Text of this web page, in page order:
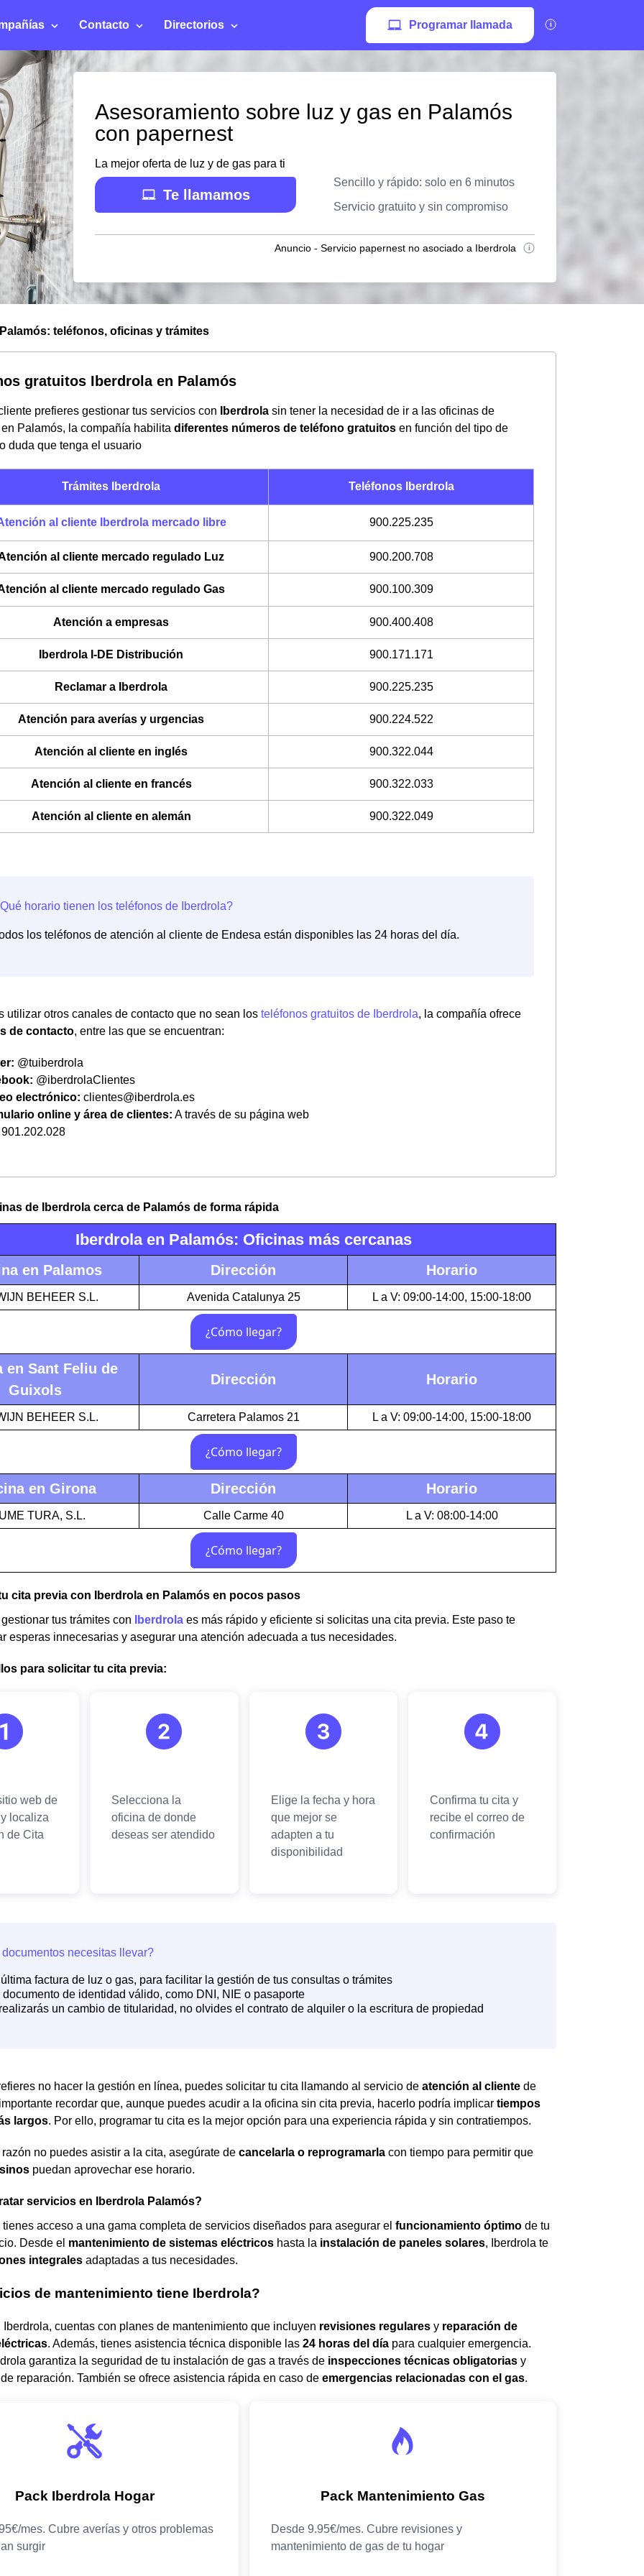
Contacto Directorios Programar llamada
Asesoramiento sobre luz y gas en Palamós
con papernest
La mejor oferta de luz y de gas para ti
Te llamamos
Sencillo y rápido: solo en 6 minutos
Servicio gratuito y sin compromiso
Anuncio - Servicio papernest no asociado a Iberdrola
teléfonos, oficinas y trámites
gratuitos Iberdrola en Palamós
prefieres gestionar tus servicios con Iberdrola sin tener la necesidad de ir a las oficinas de
Palamós, la compañía habilita diferentes números de teléfono gratuitos en función del tipo de
duda que tenga el usuario
Trámites Iberdrola Teléfonos Iberdrola
al cliente Iberdrola mercado libre 900.225.235
al cliente mercado regulado Luz 900.200.708
al cliente mercado regulado Gas 900.100.309
Atención a empresas 900.400.408
Iberdrola I-DE Distribución 900.171.171
Reclamar a Iberdrola 900.225.235
Atención para averías y urgencias 900.224.522
Atención al cliente en inglés 900.322.044
Atención al cliente en francés 900.322.033
Atención al cliente en alemán 900.322.049
los teléfonos de atención al cliente de Endesa están disponibles las 24 horas del día.
utilizar otros canales de contacto que no sean los teléfonos gratuitos de Iberdrola, la compañía ofrece
de contacto, entre las que se encuentran:
@tuiberdrola
@iberdrolaClientes
electrónico: clientes@iberdrola.es
online y área de clientes: A través de su página web
de Iberdrola cerca de Palamós de forma rápida
Iberdrola en Palamós: Oficinas más cercanas
en Palamos Dirección Horario
BEHEER S.L. Avenida Catalunya 25 L a V: 09:00-14:00, 15:00-18:00
en Sant Feliu de
Guixols
Dirección Horario
BEHEER S.L. Carretera Palamos 21 L a V: 09:00-14:00, 15:00-18:00
en Girona Dirección Horario
TURA, S.L. Calle Carme 40 L a V: 08:00-14:00
cita previa con Iberdrola en Palamós en pocos pasos
gestionar tus trámites con
Iberdrola es más rápido y eficiente si solicitas una cita previa. Este paso te
esperas innecesarias y asegurar una atención adecuada a tus necesidades.
para solicitar tu cita previa:
no hacer la gestión en línea, puedes solicitar tu cita llamando al servicio de atención al cliente de
recordar que, aunque puedes acudir a la oficina sin cita previa, hacerlo podría implicar tiempos
largos. Por ello, programar tu cita es la mejor opción para una experiencia rápida y sin contratiempos.
no puedes asistir a la cita, asegúrate de cancelarla o reprogramarla con tiempo para permitir que
puedan aprovechar ese horario.
servicios en Iberdrola Palamós?
tienes acceso a una gama completa de servicios diseñados para asegurar el funcionamiento óptimo de tu
Desde el mantenimiento de sistemas eléctricos hasta la instalación de paneles solares, Iberdrola te
integrales adaptadas a tus necesidades.
de mantenimiento tiene Iberdrola?
cuentas con planes de mantenimiento que incluyen revisiones regulares y reparación de
. Además, tienes asistencia técnica disponible las 24 horas del día para cualquier emergencia.
garantiza la seguridad de tu instalación de gas a través de inspecciones técnicas obligatorias y
reparación. También se ofrece asistencia rápida en caso de emergencias relacionadas con el gas.